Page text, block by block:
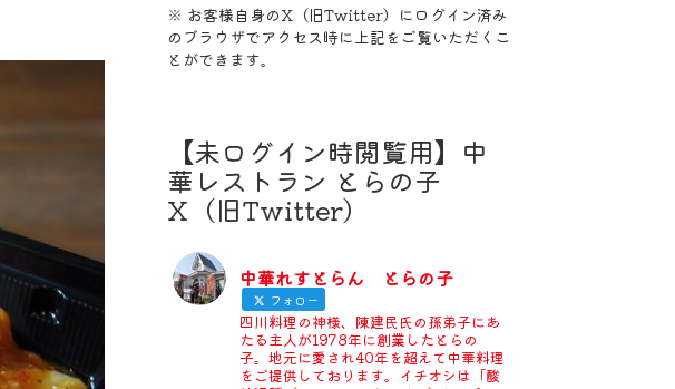
※ お客様自身のX（旧Twitter）にログイン済み
のブラウザでアクセス時に上記をご覧いただくこ
とができます。
【未ログイン時閲覧用】中
華レストラン とらの子
X（旧Twitter）
中華れすとらん とらの子
フォロー
四川料理の神様、陳建民氏の孫弟子にあ
たる主人が1978年に創業したとらの
子。地元に愛され40年を超えて中華料理
をご提供しております。イチオシは「酸